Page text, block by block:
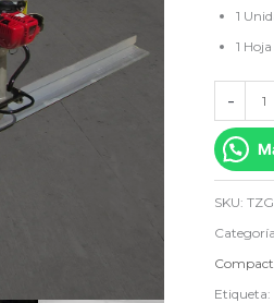
1
1
-
3R
SKU:
Etiqueta: